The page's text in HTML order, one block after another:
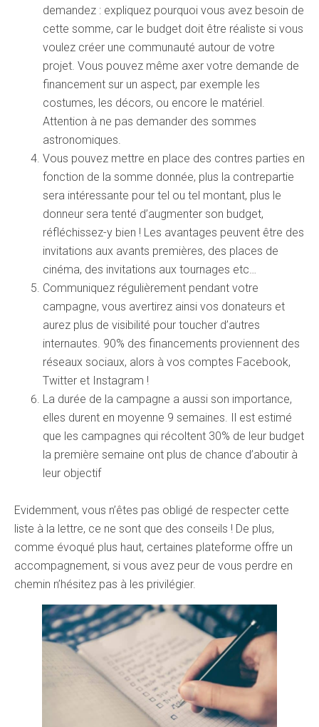
demandez : expliquez pourquoi vous avez besoin de
cette somme, car le budget doit être réaliste si vous
voulez créer une communauté autour de votre
projet. Vous pouvez même axer votre demande de
financement sur un aspect, par exemple les
costumes, les décors, ou encore le matériel.
Attention à ne pas demander des sommes
astronomiques.
Vous pouvez mettre en place des contres parties en
fonction de la somme donnée, plus la contrepartie
sera intéressante pour tel ou tel montant, plus le
donneur sera tenté d’augmenter son budget,
réfléchissez-y bien ! Les avantages peuvent être des
invitations aux avants premières, des places de
cinéma, des invitations aux tournages etc…
Communiquez régulièrement pendant votre
campagne, vous avertirez ainsi vos donateurs et
aurez plus de visibilité pour toucher d’autres
internautes. 90% des financements proviennent des
réseaux sociaux, alors à vos comptes Facebook,
Twitter et Instagram !
La durée de la campagne a aussi son importance,
elles durent en moyenne 9 semaines. Il est estimé
que les campagnes qui récoltent 30% de leur budget
la première semaine ont plus de chance d’aboutir à
leur objectif
Evidemment, vous n’êtes pas obligé de respecter cette
liste à la lettre, ce ne sont que des conseils ! De plus,
comme évoqué plus haut, certaines plateforme offre un
accompagnement, si vous avez peur de vous perdre en
chemin n’hésitez pas à les privilégier.